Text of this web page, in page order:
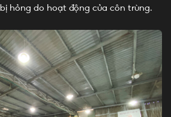
hỏng do hoạt động của côn trùng.